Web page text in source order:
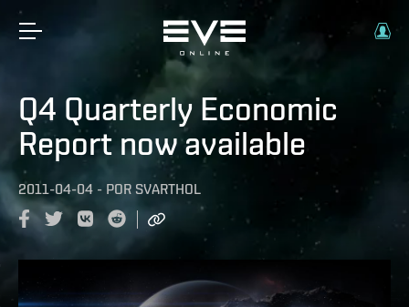
Q4 Quarterly Economic
Report now available
2011-04-04 - POR SVARTHOL